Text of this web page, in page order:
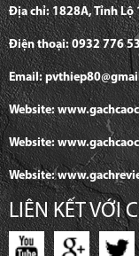
Địa chỉ: 1828A, Tỉnh Lộ
Điện thoại: 0932 776
Email:
Website:
Website:
Website:
LIÊN KẾT VỚI